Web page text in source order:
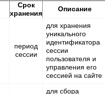
Срок
хранения
Описание
период
сессии
для хранения
уникального
идентификатора
сессии
пользователя и
управления его
сессией на сайте
для сбора